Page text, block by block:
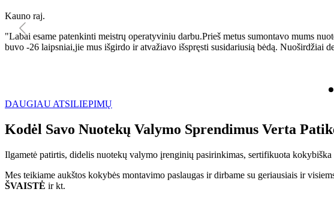
Kauno raj.
"Labai esame patenkinti meistrų operatyviniu darbu.Prieš metus sumontavo mums
buvo -26 laipsniai,jie mus išgirdo ir atvažiavo išspręsti susidariusią bėdą. Nuoširdžiai
DAUGIAU ATSILIEPIMŲ
Kodėl Savo Nuotekų Valymo Sprendimus Verta
Ilgametė patirtis, didelis nuotekų valymo įrenginių pasirinkimas, sertifikuota
Mes teikiame aukštos kokybės montavimo paslaugas ir dirbame su geriausiais ir
ŠVAISTĖ ir kt.